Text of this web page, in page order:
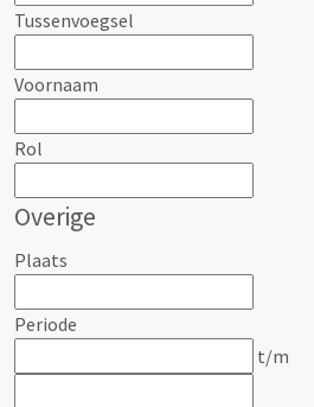
Tussenvoegsel
Voornaam
Rol
Overige
Plaats
Periode
t/m